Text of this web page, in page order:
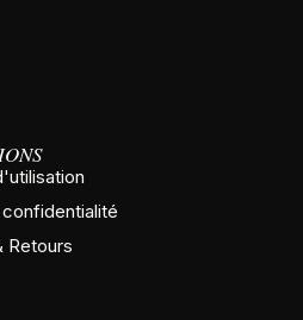
Retours